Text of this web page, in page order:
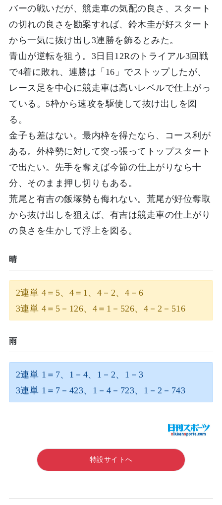
バーの戦いだが、競走車の気配の良さ、スタート
の切れの良さを勘案すれば、鈴木圭が好スタート
から一気に抜け出し3連勝を飾るとみた。
青山が逆転を狙う。3日目12Rのトライアル3回戦
で4着に敗れ、連勝は「16」でストップしたが、
レース足を中心に競走車は高いレベルで仕上がっ
ている。5枠から速攻を駆使して抜け出しを図
る。
金子も差はない。最内枠を得たなら、コース利が
ある。外枠勢に対して突っ張ってトップスタート
で出たい。先手を奪えば今節の仕上がりなら十
分、そのまま押し切りもある。
荒尾と有吉の飯塚勢も侮れない。荒尾が好位奪取
から抜け出しを狙えば、有吉は競走車の仕上がり
の良さを生かして浮上を図る。
晴
2連単 4＝5、4＝1、4－2、4－6
3連単 4＝5－126、4＝1－526、4－2－516
雨
2連単 1＝7、1－4、1－2、1－3
3連単 1＝7－423、1－4－723、1－2－743
特設サイトへ